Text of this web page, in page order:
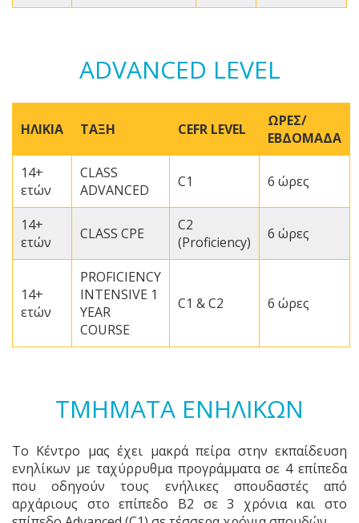
ADVANCED LEVEL
ΗΛΙΚΙΑ ΤΑΞΗ CEFR LEVEL
ΩΡΕΣ/
ΕΒΔΟΜΑΔΑ
14+
ετών
CLASS
ADVANCED
C1 6 ώρες
14+
ετών
CLASS CPE
C2
(Proficiency)
6 ώρες
14+
ετών
PROFICIENCY
INTENSIVE 1
YEAR
COURSE
C1 & C2 6 ώρες
ΤΜΗΜΑΤΑ ΕΝΗΛΙΚΩΝ
Το Κέντρο μας έχει μακρά πείρα στην εκπαίδευση
ενηλίκων με ταχύρρυθμα προγράμματα σε 4 επίπεδα
που οδηγούν τους ενήλικες σπουδαστές από
αρχάριους στο επίπεδο Β2 σε 3 χρόνια και στο